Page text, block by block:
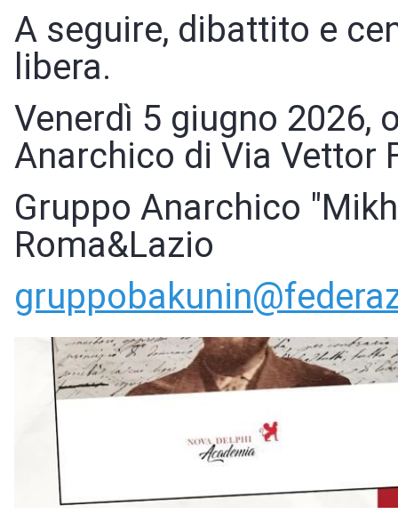
A seguire, dibattito e
libera.
Venerdì 5 giugno 2026,
Anarchico di Via Vettor
Gruppo Anarchico
Roma&Lazio